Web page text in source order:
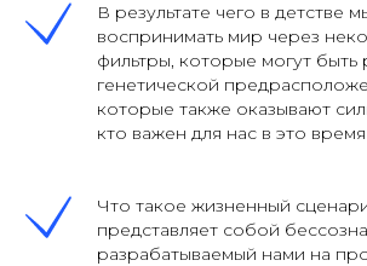
В результате чего в детстве
воспринимать мир через
фильтры, которые могут быть
генетической
которые также оказывают
кто важен для нас в это время
Что такое жизненный
представляет собой
разрабатываемый нами на